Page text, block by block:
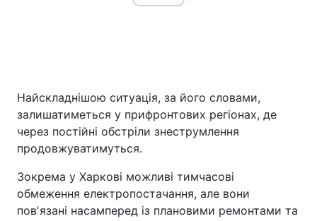
Найскладнішою ситуація, за його словами,
залишатиметься у прифронтових регіонах, де
через постійні обстріли знеструмлення
продовжуватимуться.
Зокрема у Харкові можливі тимчасові
обмеження електропостачання, але вони
повʼязані насамперед із плановими ремонтами та